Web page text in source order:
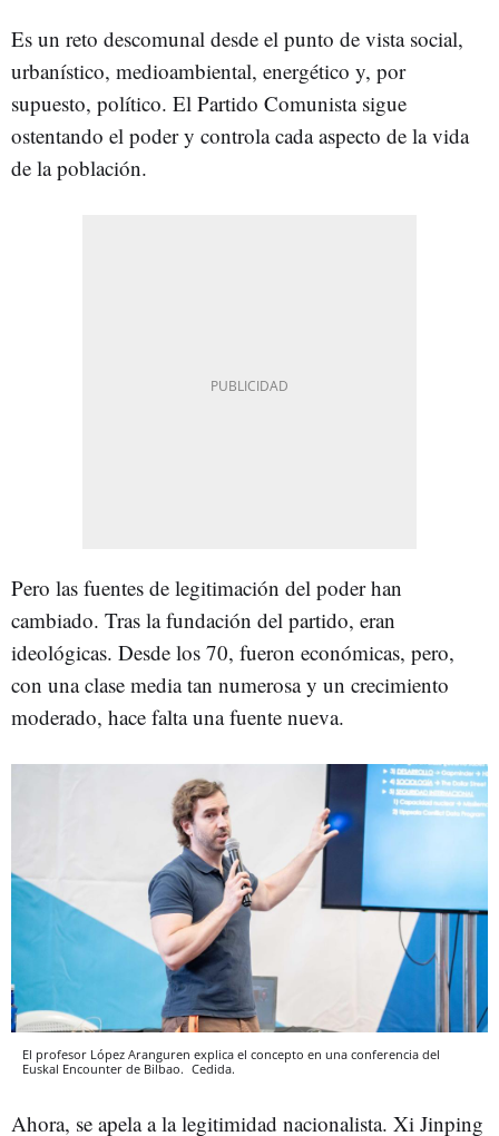
Es un reto descomunal desde el punto de vista social,
urbanístico, medioambiental, energético y, por
supuesto, político. El Partido Comunista sigue
ostentando el poder y controla cada aspecto de la vida
de la población.
Pero las fuentes de legitimación del poder han
cambiado. Tras la fundación del partido, eran
ideológicas. Desde los 70, fueron económicas, pero,
con una clase media tan numerosa y un crecimiento
moderado, hace falta una fuente nueva.
El profesor López Aranguren explica el concepto en una conferencia del
Euskal Encounter de Bilbao. Cedida.
Ahora, se apela a la legitimidad nacionalista. Xi Jinping